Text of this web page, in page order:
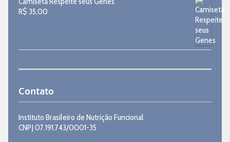
R$ 35,00
Contato
Instituto Brasileiro de Nutrição Funcional
CNPJ 07.191.743/0001-35